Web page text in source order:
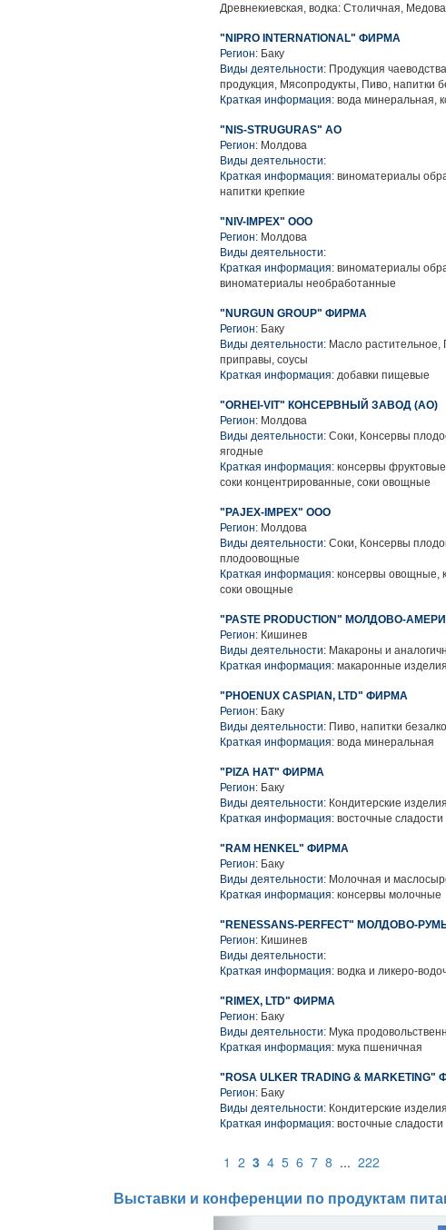
Древнекиевская, водка: Столичная,
"NIPRO INTERNATIONAL" ФИРМА
Регион: Баку
Виды деятельности: Продукция
продукция, Мясопродукты, Пиво, напитки
Краткая информация: вода минеральная,
"NIS-STRUGURAS" АО
Регион: Молдова
Виды деятельности:
Краткая информация: виноматериалы
напитки крепкие
"NIV-IMPEX" ООО
Регион: Молдова
Виды деятельности:
Краткая информация: виноматериалы
виноматериалы необработанные
"NURGUN GROUP" ФИРМА
Регион: Баку
Виды деятельности: Масло
приправы, соусы
Краткая информация: добавки пищевые
"ORHEI-VIT" КОНСЕРВНЫЙ ЗАВОД (АО)
Регион: Молдова
Виды деятельности: Соки, Консервы
ягодные
Краткая информация: консервы
соки концентрированные, соки овощные
"PAJEX-IMPEX" ООО
Регион: Молдова
Виды деятельности: Соки, Консервы
плодоовощные
Краткая информация: консервы овощные,
соки овощные
"PASTE PRODUCTION" МОЛДОВО-
Регион: Кишинев
Виды деятельности: Макароны и
Краткая информация: макаронные изделия
"PHOENUX CASPIAN, LTD" ФИРМА
Регион: Баку
Виды деятельности: Пиво, напитки
Краткая информация: вода минеральная
"PIZA HAT" ФИРМА
Регион: Баку
Виды деятельности: Кондитерские
Краткая информация: восточные сладости
"RAM HENKEL" ФИРМА
Регион: Баку
Виды деятельности: Молочная и
Краткая информация: консервы молочные
"RENESSANS-PERFECT" МОЛДОВО-
Регион: Кишинев
Виды деятельности:
Краткая информация: водка и ликеро-
"RIMEX, LTD" ФИРМА
Регион: Баку
Виды деятельности: Мука
Краткая информация: мука пшеничная
"ROSA ULKER TRADING &
Регион: Баку
Виды деятельности: Кондитерские
Краткая информация: восточные сладости
1 2 3 4 5 6 7 8 ... 222
Выставки и конференции по продуктам